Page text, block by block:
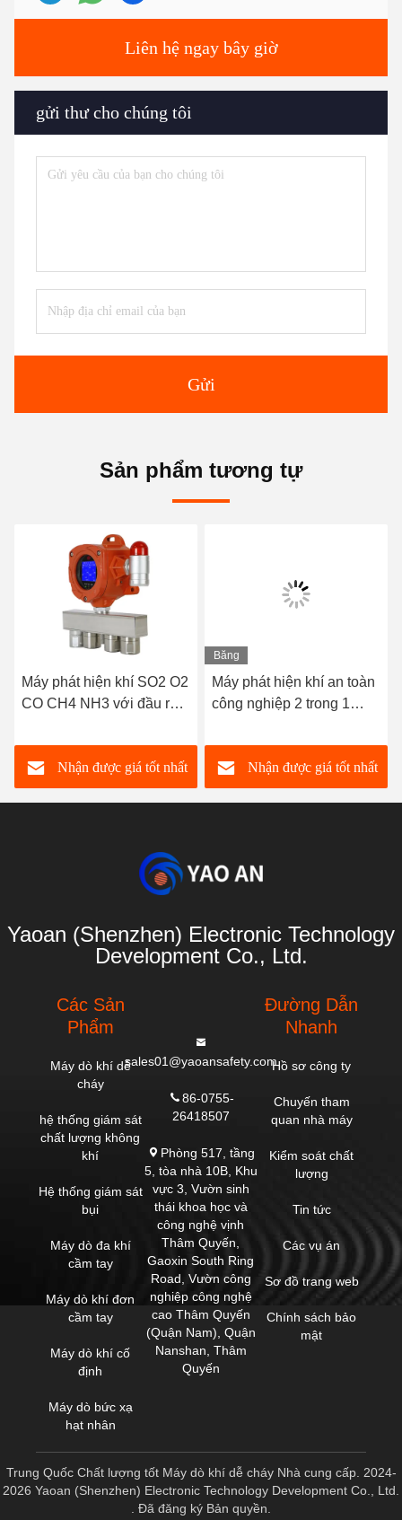
Liên hệ ngay bây giờ
gửi thư cho chúng tôi
Gửi
Sản phẩm tương tự
Máy phát hiện khí SO2 O2
CO CH4 NH3 với đầu ra
Nhận được giá tốt nhất
Băng
hình
Máy phát hiện khí an toàn
công nghiệp 2 trong 1
báo động
Nhận được giá tốt nhất
Yaoan (Shenzhen) Electronic Technology
Development Co., Ltd.
Các Sản
Phẩm
Máy dò khí dễ
cháy
hệ thống giám sát
chất lượng không
khí
Hệ thống giám sát
bụi
Máy dò đa khí
cầm tay
Máy dò khí đơn
cầm tay
Máy dò khí cố
định
Máy dò bức xạ
hạt nhân
sales01@yaoansafety.com
86-0755-
26418507
Phòng 517, tầng
5, tòa nhà 10B, Khu
vực 3, Vườn sinh
thái khoa học và
công nghệ vịnh
Thâm Quyến,
Gaoxin South Ring
Road, Vườn công
nghiệp công nghệ
cao Thâm Quyến
(Quận Nam), Quận
Nanshan, Thâm
Quyến
Đường Dẫn
Nhanh
Hồ sơ công ty
Chuyến tham
quan nhà máy
Kiểm soát chất
lượng
Tin tức
Các vụ án
Sơ đồ trang web
Chính sách bảo
mật
Trung Quốc Chất lượng tốt Máy dò khí dễ cháy Nhà cung cấp. 2024-
2026 Yaoan (Shenzhen) Electronic Technology Development Co., Ltd.
. Đã đăng ký Bản quyền.